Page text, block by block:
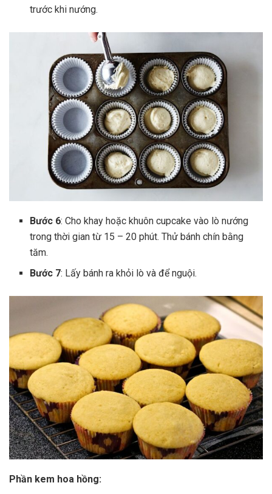
trước khi nướng.
Bước 6: Cho khay hoặc khuôn cupcake vào lò nướng
trong thời gian từ 15 – 20 phút. Thử bánh chín bằng
tăm.
Bước 7: Lấy bánh ra khỏi lò và để nguội.
Phần kem hoa hồng: